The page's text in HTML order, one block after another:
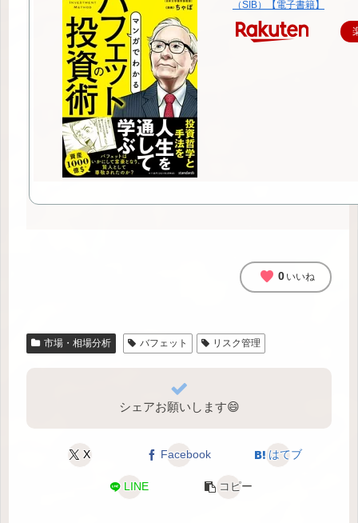
（SIB）【電子書籍】
favorite 0 いいね
市場・相場分析 バフェット リスク管理
シェアお願いします😄
X Facebook はてブ
LINE コピー